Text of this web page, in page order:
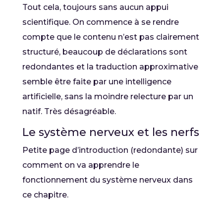
Tout cela, toujours sans aucun appui
scientifique. On commence à se rendre
compte que le contenu n’est pas clairement
structuré, beaucoup de déclarations sont
redondantes et la traduction approximative
semble être faite par une intelligence
artificielle, sans la moindre relecture par un
natif. Très désagréable.
Le système nerveux et les nerfs
Petite page d’introduction (redondante) sur
comment on va apprendre le
fonctionnement du système nerveux dans
ce chapitre.